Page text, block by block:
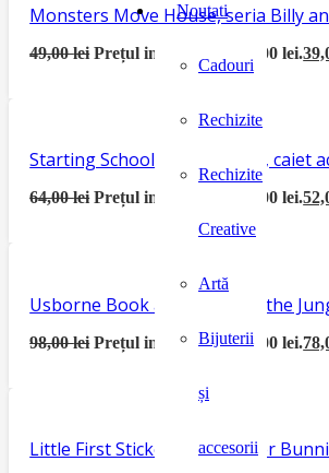
Noutati
Cadouri
Rechizite
Rechizite
Creative
Artă
Bijuterii
și
accesorii
Monsters Move House, seria Billy
49,00lei Prețul inițial a fost: 49,00 lei.
Starting School Activity Book, caiet
64,00lei Prețul inițial a fost: 64,00 lei.
Usborne Book and Jigsaw In the
98,00lei Prețul inițial a fost: 98,00 lei.
Little First Sticker Book Easter